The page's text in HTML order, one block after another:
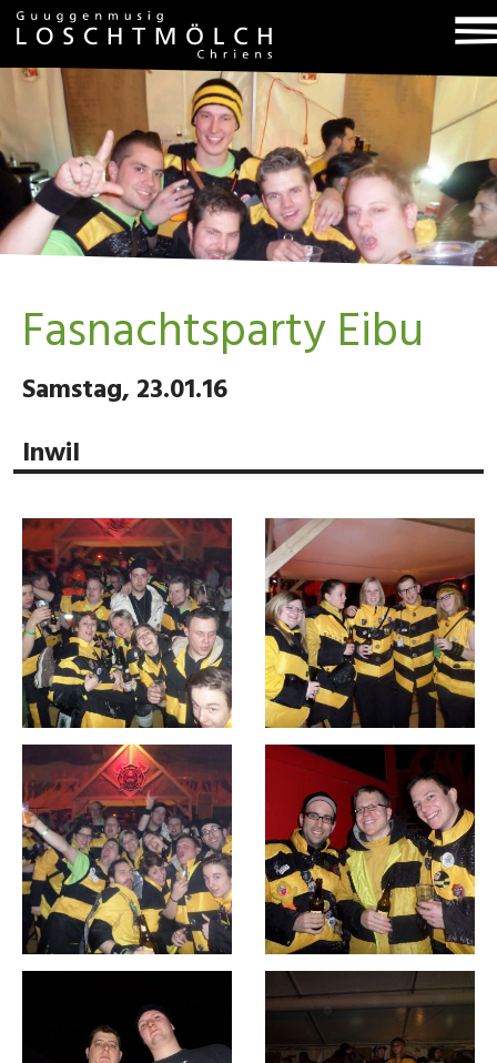
Fasnachtsparty Eibu
Samstag, 23.01.16
Inwil